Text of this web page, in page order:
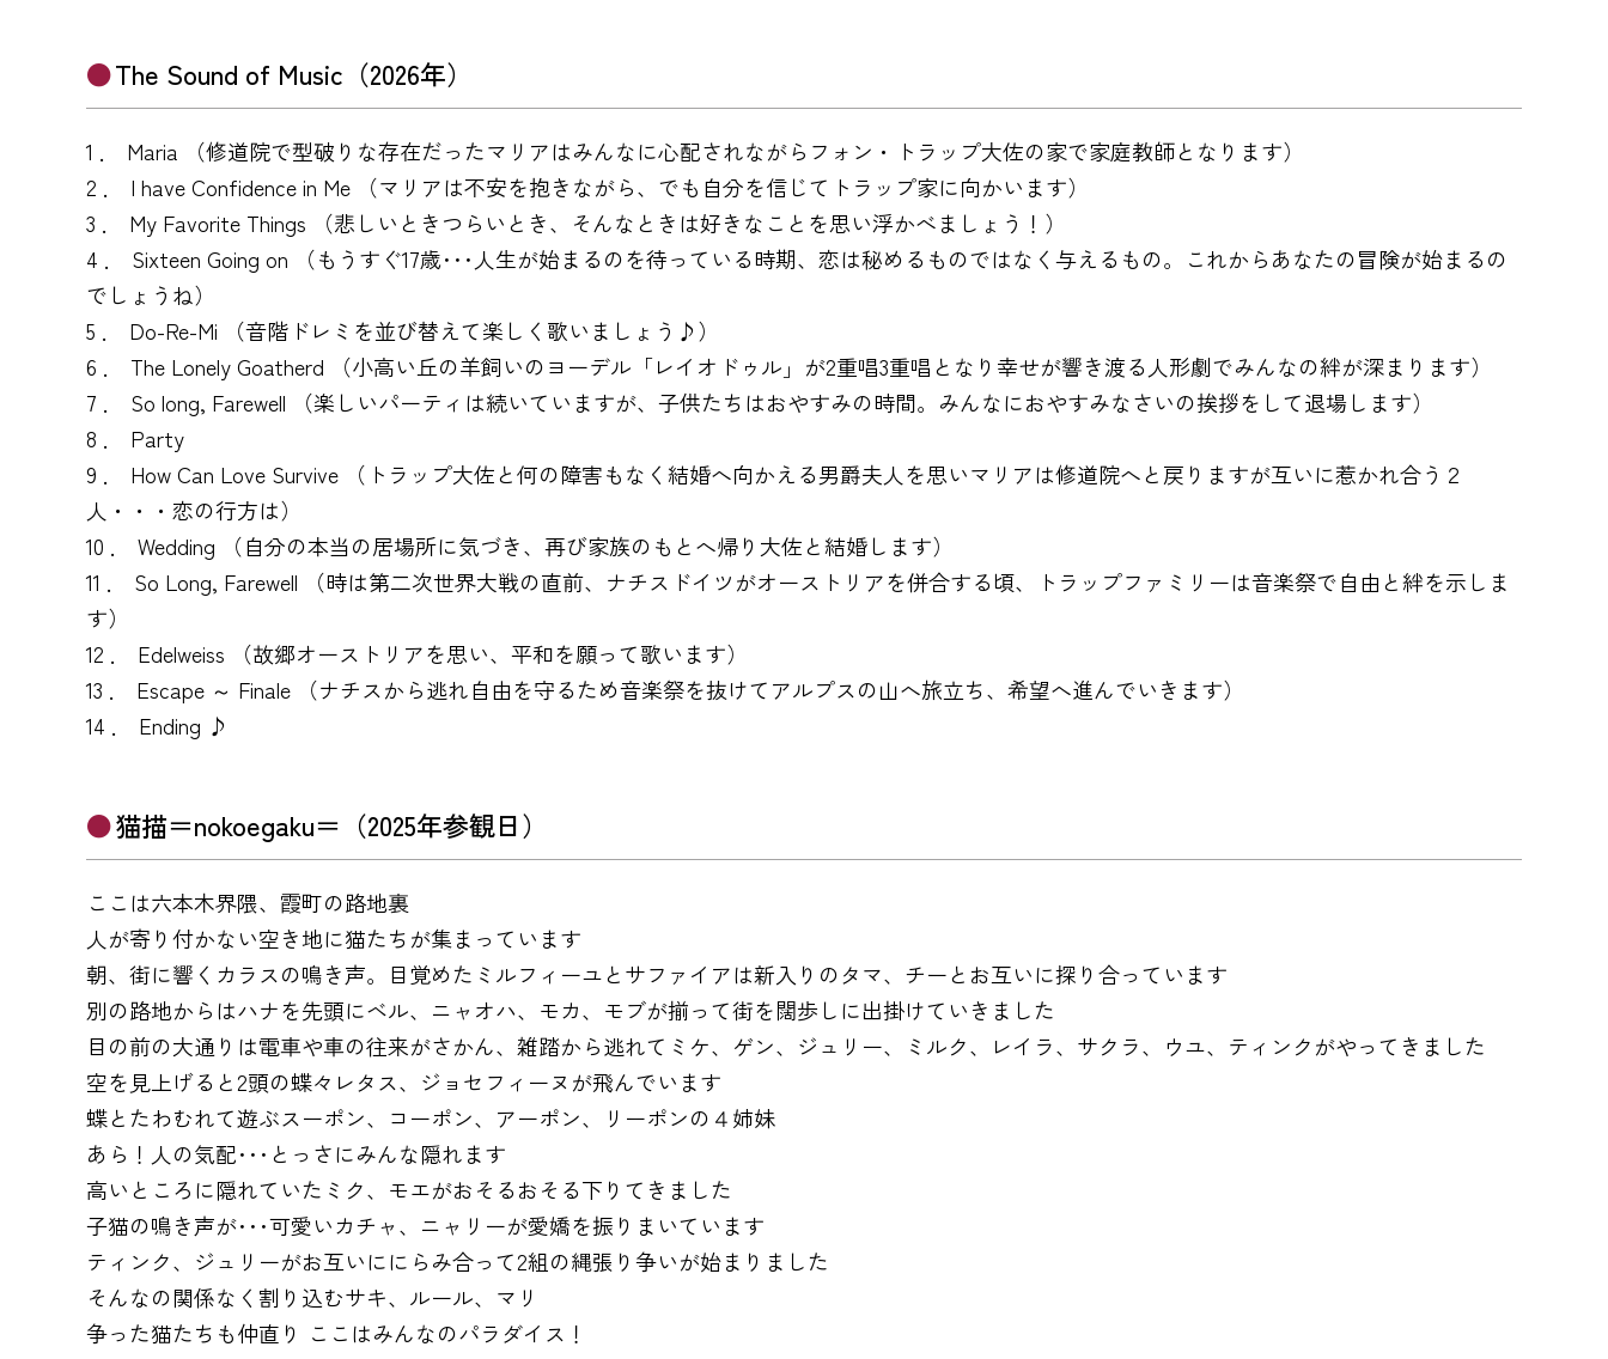
The Sound of Music（2026年）
1 ． Maria （修道院で型破りな存在だったマリアはみんなに心配されながらフォン・トラップ大佐の家で家庭教師となります）
2 ． I have Confidence in Me （マリアは不安を抱きながら、でも自分を信じてトラップ家に向かいます）
3 ． My Favorite Things （悲しいときつらいとき、そんなときは好きなことを思い浮かべましょう！）
4 ． Sixteen Going on （もうすぐ17歳･･･人生が始まるのを待っている時期、恋は秘めるものではなく与えるもの。これからあなたの冒険が始まるの
でしょうね）
5 ． Do-Re-Mi （音階ドレミを並び替えて楽しく歌いましょう♪）
6 ． The Lonely Goatherd （小高い丘の羊飼いのヨーデル「レイオドゥル」が2重唱3重唱となり幸せが響き渡る人形劇でみんなの絆が深まります）
7 ． So long, Farewell （楽しいパーティは続いていますが、子供たちはおやすみの時間。みんなにおやすみなさいの挨拶をして退場します）
8 ． Party
9 ． How Can Love Survive （トラップ大佐と何の障害もなく結婚へ向かえる男爵夫人を思いマリアは修道院へと戻りますが互いに惹かれ合う２
人・・・恋の行方は）
10 ． Wedding （自分の本当の居場所に気づき、再び家族のもとへ帰り大佐と結婚します）
11 ． So Long, Farewell （時は第二次世界大戦の直前、ナチスドイツがオーストリアを併合する頃、トラップファミリーは音楽祭で自由と絆を示しま
す）
12 ． Edelweiss （故郷オーストリアを思い、平和を願って歌います）
13 ． Escape ～ Finale （ナチスから逃れ自由を守るため音楽祭を抜けてアルプスの山へ旅立ち、希望へ進んでいきます）
14 ． Ending ♪
猫描＝nokoegaku＝（2025年参観日）
ここは六本木界隈、霞町の路地裏
人が寄り付かない空き地に猫たちが集まっています
朝、街に響くカラスの鳴き声。目覚めたミルフィーユとサファイアは新入りのタマ、チーとお互いに探り合っています
別の路地からはハナを先頭にベル、ニャオハ、モカ、モブが揃って街を闊歩しに出掛けていきました
目の前の大通りは電車や車の往来がさかん、雑踏から逃れてミケ、ゲン、ジュリー、ミルク、レイラ、サクラ、ウユ、ティンクがやってきました
空を見上げると2頭の蝶々レタス、ジョセフィーヌが飛んでいます
蝶とたわむれて遊ぶスーポン、コーポン、アーポン、リーポンの４姉妹
あら！人の気配･･･とっさにみんな隠れます
高いところに隠れていたミク、モエがおそるおそる下りてきました
子猫の鳴き声が･･･可愛いカチャ、ニャリーが愛嬌を振りまいています
ティンク、ジュリーがお互いににらみ合って2組の縄張り争いが始まりました
そんなの関係なく割り込むサキ、ルール、マリ
争った猫たちも仲直り ここはみんなのパラダイス！